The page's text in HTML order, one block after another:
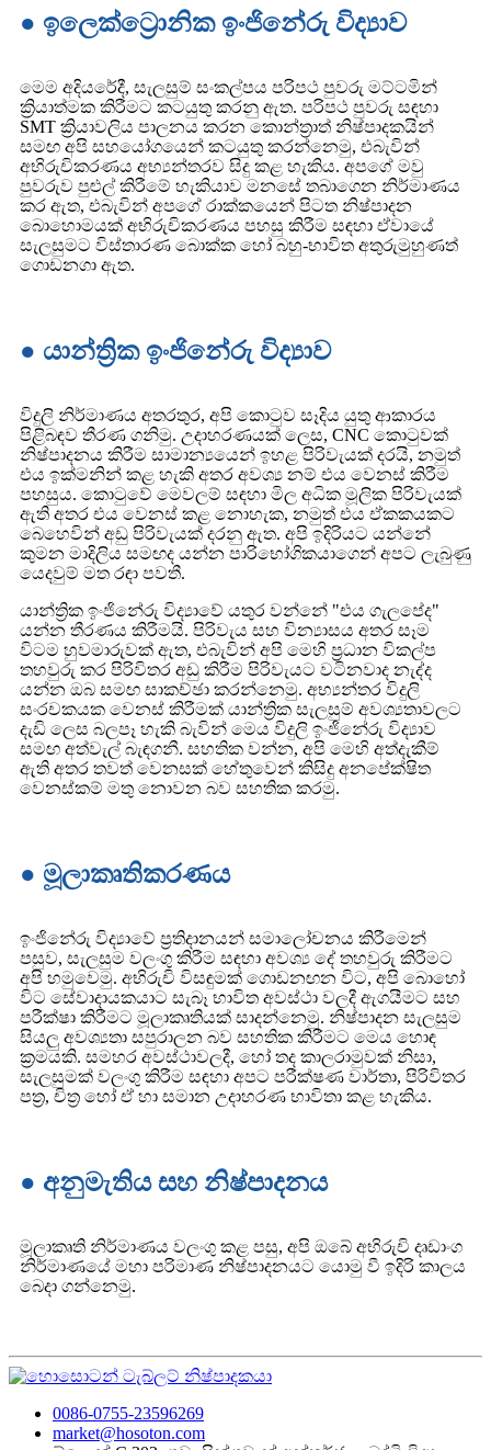
● ඉලෙක්ට්‍රොනික ඉංජිනේරු විද්‍යාව
මෙම අදියරේදී, සැලසුම් සංකල්පය පරිපථ පුවරු මට්ටමින්
ක්‍රියාත්මක කිරීමට කටයුතු කරනු ඇත. පරිපථ පුවරු සඳහා
SMT ක්‍රියාවලිය පාලනය කරන කොන්ත්‍රාත් නිෂ්පාදකයින්
සමඟ අපි සහයෝගයෙන් කටයුතු කරන්නෙමු, එබැවින්
අභිරුචිකරණය අභ්‍යන්තරව සිදු කළ හැකිය. අපගේ මවු
පුවරුව පුළුල් කිරීමේ හැකියාව මනසේ තබාගෙන නිර්මාණය
කර ඇත, එබැවින් අපගේ රාක්කයෙන් පිටත නිෂ්පාදන
බොහොමයක් අභිරුචිකරණය පහසු කිරීම සඳහා ඒවායේ
සැලසුමට විස්තාරණ බොක්ක හෝ බහු-භාවිත අතුරුමුහුණත්
ගොඩනගා ඇත.
● යාන්ත්‍රික ඉංජිනේරු විද්‍යාව
විදුලි නිර්මාණය අතරතුර, අපි කොටුව සෑදිය යුතු ආකාරය
පිළිබඳව තීරණ ගනිමු. උදාහරණයක් ලෙස, CNC කොටුවක්
නිෂ්පාදනය කිරීම සාමාන්‍යයෙන් ඉහළ පිරිවැයක් දරයි, නමුත්
එය ඉක්මනින් කළ හැකි අතර අවශ්‍ය නම් එය වෙනස් කිරීම
පහසුය. කොටුවේ මෙවලම් සඳහා මිල අධික මූලික පිරිවැයක්
ඇති අතර එය වෙනස් කළ නොහැක, නමුත් එය ඒකකයකට
බෙහෙවින් අඩු පිරිවැයක් දරනු ඇත. අපි ඉදිරියට යන්නේ
කුමන මාදිලිය සමඟද යන්න පාරිභෝගිකයාගෙන් අපට ලැබුණු
යෙදවුම් මත රඳා පවතී.
යාන්ත්‍රික ඉංජිනේරු විද්‍යාවේ යතුර වන්නේ "එය ගැලපේද"
යන්න තීරණය කිරීමයි. පිරිවැය සහ වින්‍යාසය අතර සෑම
විටම හුවමාරුවක් ඇත, එබැවින් අපි මෙහි ප්‍රධාන විකල්ප
තහවුරු කර පිරිවිතර අඩු කිරීම පිරිවැයට වටිනවාද නැද්ද
යන්න ඔබ සමඟ සාකච්ඡා කරන්නෙමු. අභ්‍යන්තර විදුලි
සංරචකයක වෙනස් කිරීමක් යාන්ත්‍රික සැලසුම් අවශ්‍යතාවලට
දැඩි ලෙස බලපෑ හැකි බැවින් මෙය විදුලි ඉංජිනේරු විද්‍යාව
සමඟ අත්වැල් බැඳගනී. සහතික වන්න, අපි මෙහි අත්දැකීම්
ඇති අතර තවත් වෙනසක් හේතුවෙන් කිසිදු අනපේක්ෂිත
වෙනස්කම් මතු නොවන බව සහතික කරමු.
● මූලාකෘතිකරණය
ඉංජිනේරු විද්‍යාවේ ප්‍රතිදානයන් සමාලෝචනය කිරීමෙන්
පසුව, සැලසුම වලංගු කිරීම සඳහා අවශ්‍ය දේ තහවුරු කිරීමට
අපි හමුවෙමු. අභිරුචි විසඳුමක් ගොඩනඟන විට, අපි බොහෝ
විට සේවාදායකයාට සැබෑ භාවිත අවස්ථා වලදී ඇගයීමට සහ
පරීක්ෂා කිරීමට මූලාකෘතියක් සාදන්නෙමු. නිෂ්පාදන සැලසුම
සියලු අවශ්‍යතා සපුරාලන බව සහතික කිරීමට මෙය හොඳ
ක්‍රමයකි. සමහර අවස්ථාවලදී, හෝ තද කාලරාමුවක් නිසා,
සැලසුමක් වලංගු කිරීම සඳහා අපට පරීක්ෂණ වාර්තා, පිරිවිතර
පත්‍ර, චිත්‍ර හෝ ඒ හා සමාන උදාහරණ භාවිතා කළ හැකිය.
● අනුමැතිය සහ නිෂ්පාදනය
මූලාකෘති නිර්මාණය වලංගු කළ පසු, අපි ඔබේ අභිරුචි දෘඩාංග
නිර්මාණයේ මහා පරිමාණ නිෂ්පාදනයට යොමු වී ඉදිරි කාලය
බෙදා ගන්නෙමු.
0086-0755-23596269
market@hosoton.com